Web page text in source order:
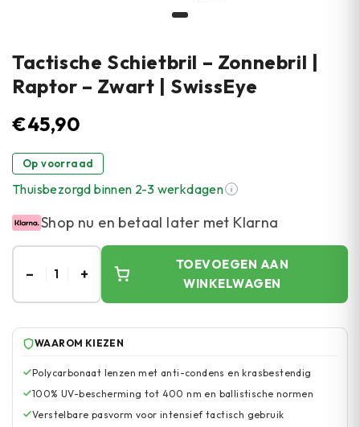
Tactische Schietbril – Zonnebril |
Raptor – Zwart | SwissEye
€45,90
Op voorraad
Thuisbezorgd binnen 2-3 werkdagen
Shop nu en betaal later met Klarna
– 1 +
TOEVOEGEN AAN
WINKELWAGEN
WAAROM KIEZEN
Polycarbonaat lenzen met anti-condens en krasbestendig
100% UV-bescherming tot 400 nm en ballistische normen
Verstelbare pasvorm voor intensief tactisch gebruik